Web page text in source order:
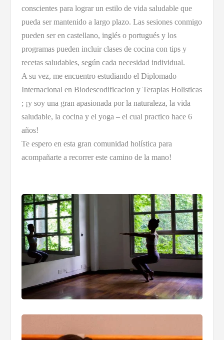
conscientes para lograr un estilo de vida saludable que
pueda ser mantenido a largo plazo. Las sesiones conmigo
pueden ser en castellano, inglés o portugués y los
programas pueden incluir clases de cocina con tips y
recetas saludables, según cada necesidad individual.
A su vez, me encuentro estudiando el Diplomado
Internacional en Biodescodificacion y Terapias Holisticas
; ¡y soy una gran apasionada por la naturaleza, la vida
saludable, la cocina y el yoga – el cual practico hace 6
años!
Te espero en esta gran comunidad holística para
acompañarte a recorrer este camino de la mano!